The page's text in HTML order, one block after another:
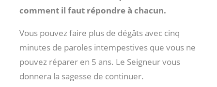
comment il faut répondre à chacun.
Vous pouvez faire plus de dégâts avec cinq
minutes de paroles intempestives que vous ne
pouvez réparer en 5 ans. Le Seigneur vous
donnera la sagesse de continuer.